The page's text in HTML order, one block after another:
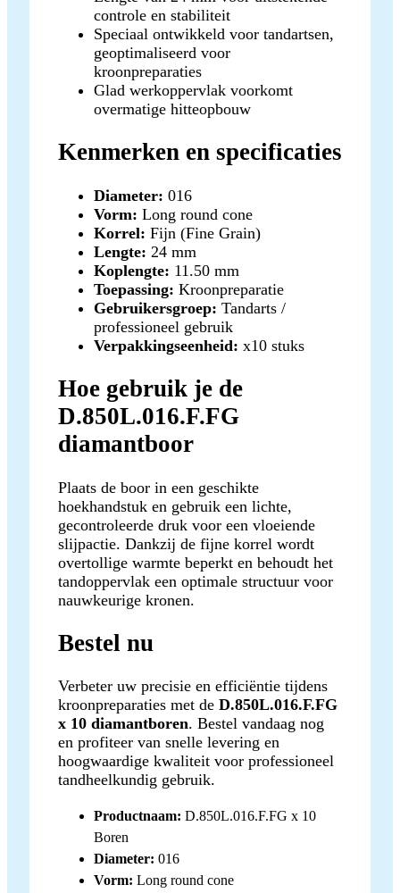
controle en stabiliteit
Speciaal ontwikkeld voor tandartsen,
geoptimaliseerd voor
kroonpreparaties
Glad werkoppervlak voorkomt
overmatige hitteopbouw
Kenmerken en specificaties
Diameter: 016
Vorm: Long round cone
Korrel: Fijn (Fine Grain)
Lengte: 24 mm
Koplengte: 11.50 mm
Toepassing: Kroonpreparatie
Gebruikersgroep: Tandarts /
professioneel gebruik
Verpakkingseenheid: x10 stuks
Hoe gebruik je de
D.850L.016.F.FG
diamantboor
Plaats de boor in een geschikte
hoekhandstuk en gebruik een lichte,
gecontroleerde druk voor een vloeiende
slijpactie. Dankzij de fijne korrel wordt
overtollige warmte beperkt en behoudt het
tandoppervlak een optimale structuur voor
nauwkeurige kronen.
Bestel nu
Verbeter uw precisie en efficiëntie tijdens
kroonpreparaties met de D.850L.016.F.FG
x 10 diamantboren. Bestel vandaag nog
en profiteer van snelle levering en
hoogwaardige kwaliteit voor professioneel
tandheelkundig gebruik.
Productnaam: D.850L.016.F.FG x 10
Boren
Diameter: 016
Vorm: Long round cone